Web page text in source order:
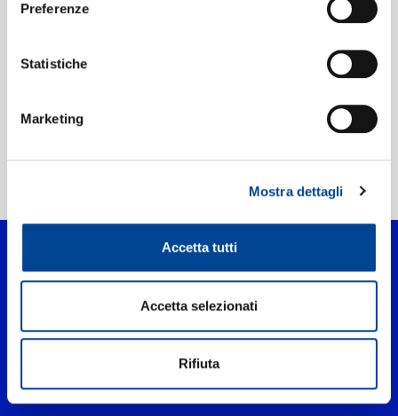
Preferenze
Statistiche
Marketing
Mostra dettagli
Accetta tutti
Accetta selezionati
Rifiuta
Eso